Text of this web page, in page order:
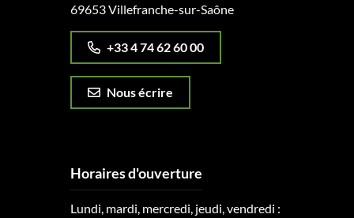
69653 Villefranche-sur-Saône
+33 4 74 62 60 00
Nous écrire
Horaires d'ouverture
Lundi, mardi, mercredi, jeudi, vendredi :